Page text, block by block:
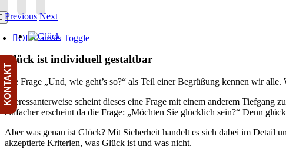
Off Canvas Toggle
Previous Next
View
Image
Glück ist individuell gestaltbar
Die Frage „Und, wie geht’s so?“ als Teil einer Begrüßung kennen wir
Interessanterweise scheint dieses eine Frage mit einem anderem
einfacher erscheint da die Frage: „Möchten Sie glücklich sein?“ Denn
Aber was genau ist Glück? Mit Sicherheit handelt es sich dabei im Detail
akzeptierte Kriterien, was Glück ist und was nicht.
KONTAKT